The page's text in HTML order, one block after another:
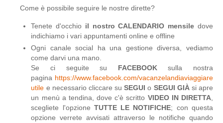
Come è possibile seguire le nostre dirette?
Tenete d'occhio il nostro CALENDARIO mensile dove
indichiamo i vari appuntamenti online e offline
Ogni canale social ha una gestione diversa, vediamo
come darvi una mano.
Se ci seguite su FACEBOOKsulla nostra
pagina https://www.facebook.com/vacanzelandiaviaggiare
utile e necessario cliccare suSEGUI o SEGUI GIÀsi apre
un menù a tendina, dove c'è scritto VIDEO IN DIRETTA,
scegliete l'opzione TUTTE LE NOTIFICHE; con questa
opzione verrete avvisati attraverso le notifiche quando